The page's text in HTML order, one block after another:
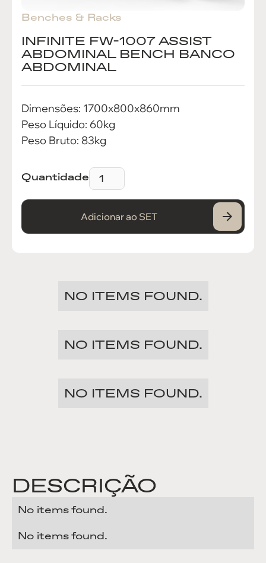
Benches & Racks
INFINITE FW-1007 ASSIST
ABDOMINAL BENCH BANCO
ABDOMINAL
Dimensões: 1700x800x860mm
Peso Líquido: 60kg
Peso Bruto: 83kg
Quantidade
Adicionar ao SET
NO ITEMS FOUND.
NO ITEMS FOUND.
NO ITEMS FOUND.
DESCRIÇÃO
No items found.
No items found.